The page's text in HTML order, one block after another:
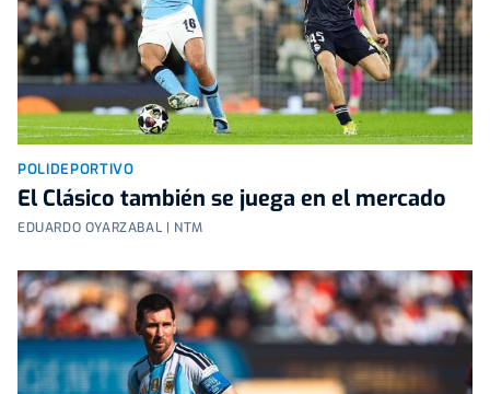
POLIDEPORTIVO
El Clásico también se juega en el mercado
EDUARDO OYARZABAL | NTM